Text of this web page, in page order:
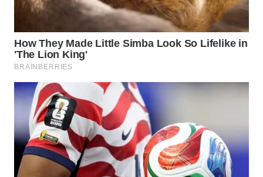
WN
WN
SUBANG
WN
SUKABUMI
WN
PURWAKARTA